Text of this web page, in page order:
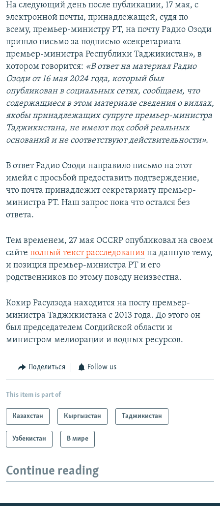
На следующий день после публикации, 17 мая, с
электронной почты, принадлежащей, судя по
всему, премьер-министру РТ, на почту Радио Озоди
пришло письмо за подписью «секретариата
премьер-министра Республики Таджикистан», в
котором говорится: «В ответ на материал Радио
Озоди от 16 мая 2024 года, который был
опубликован в социальных сетях, сообщаем, что
содержащиеся в этом материале сведения о виллах,
якобы принадлежащих супруге премьер-министра
Таджикистана, не имеют под собой реальных
оснований и не соответствуют действительности».
В ответ Радио Озоди направило письмо на этот
имейл с просьбой предоставить подтверждение,
что почта принадлежит секретариату премьер-
министра РТ. Наш запрос пока что остался без
ответа.
Тем временем, 27 мая OCCRP опубликовал на своем
сайте полный текст расследования на данную тему,
и позиция премьер-министра РТ и его
родственников по этому поводу неизвестна.
Кохир Расулзода находится на посту премьер-
министра Таджикистана с 2013 года. До этого он
был председателем Согдийской области и
министром мелиорации и водных ресурсов.
Поделиться Follow us
This item is part of
Казахстан Кыргызстан Таджикистан
Узбекистан В мире
Continue reading